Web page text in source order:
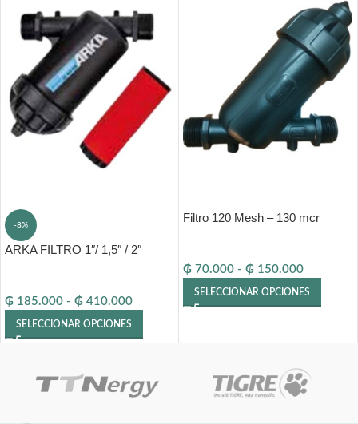
-8%
ARKA FILTRO 1″/ 1,5″ / 2″
₲ 185.000 - ₲ 410.000
SELECCIONAR OPCIONES
Filtro 120 Mesh – 130 mcr
₲ 70.000 - ₲ 150.000
SELECCIONAR OPCIONES